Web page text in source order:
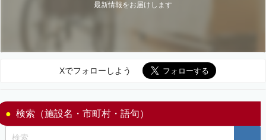
最新情報をお届けします
Xでフォローしよう
検索（施設名・市町村・語句）